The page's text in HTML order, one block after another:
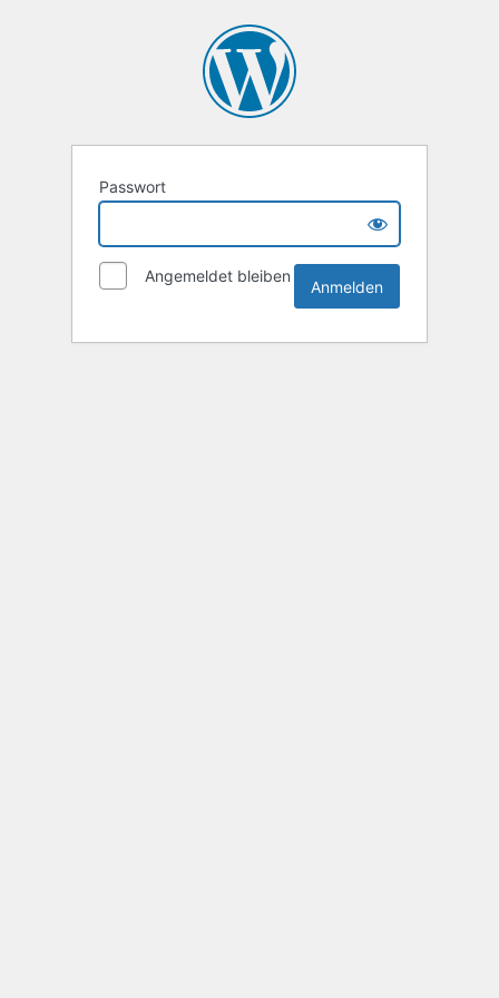
Passwort
Angemeldet bleiben